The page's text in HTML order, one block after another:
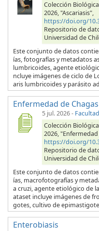
Colección
2026, "Ascariasis",
https://doi.org/
Repositorio de
Universidad de
Este conjunto de datos
ías, fotografías y metadatos
lumbricoides, agente
ncluye imágenes de ciclo de
aris lumbricoides y parásito
Enfermedad de Chagas
5 jul. 2026-
Colección
2026,
https://doi.org/
Repositorio de
Universidad de
Este conjunto de datos
ías, macrofotografías y
a cruzi, agente etiológico de
ataset incluye imágenes de
gotes, cultivo de
Enterobiasis